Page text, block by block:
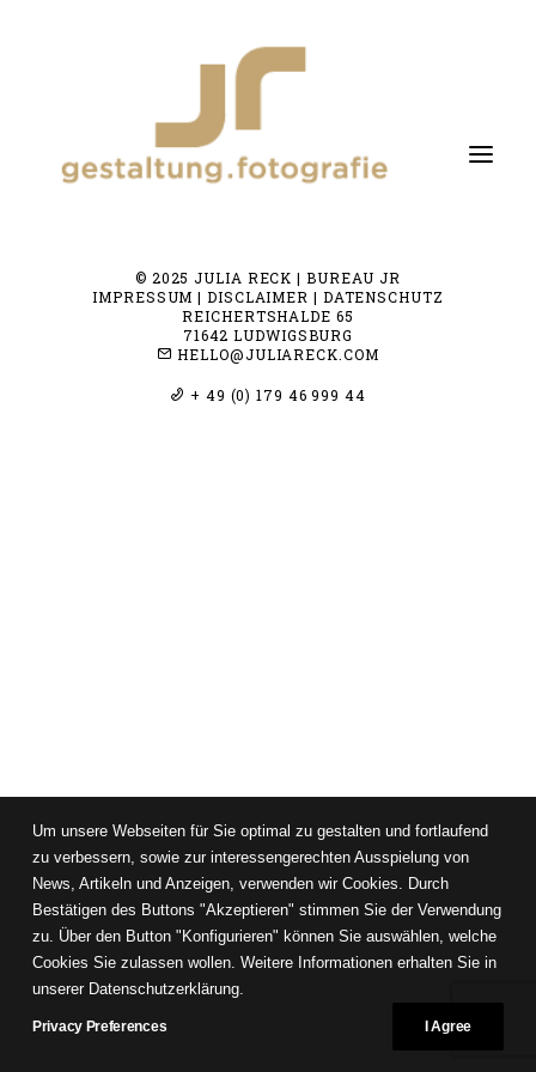
fotografie
© 2025 JULIA RECK | BUREAU JR
IMPRESSUM | DISCLAIMER | DATENSCHUTZ
REICHERTSHALDE 65
71642 LUDWIGSBURG
HELLO@JULIARECK.COM
+ 49 (0) 179 46 999 44
Um unsere Webseiten für Sie optimal zu gestalten und fortlaufend
zu verbessern, sowie zur interessengerechten Ausspielung von
News, Artikeln und Anzeigen, verwenden wir Cookies. Durch
Bestätigen des Buttons "Akzeptieren" stimmen Sie der Verwendung
zu. Über den Button "Konfigurieren" können Sie auswählen, welche
Cookies Sie zulassen wollen. Weitere Informationen erhalten Sie in
unserer Datenschutzerklärung.
Privacy Preferences I Agree